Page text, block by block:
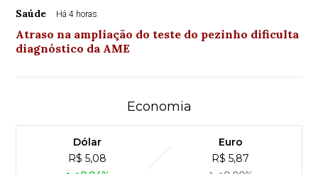
Saúde Há 4 horas
Atraso na ampliação do teste do pezinho dificulta
diagnóstico da AME
Economia
Dólar
R$ 5,08
Euro
R$ 5,87